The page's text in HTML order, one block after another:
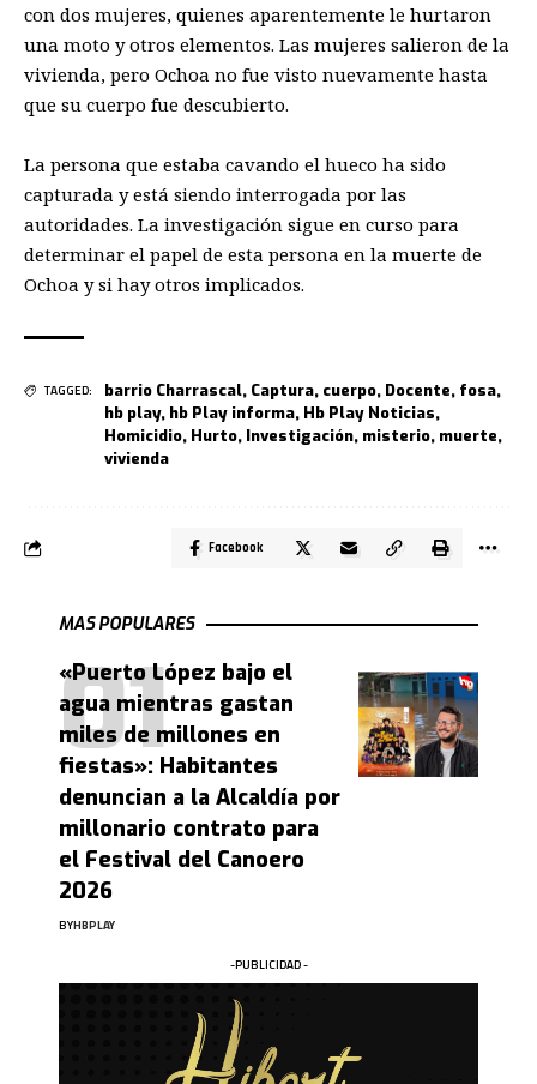
con dos mujeres, quienes aparentemente le hurtaron
una moto y otros elementos. Las mujeres salieron de la
vivienda, pero Ochoa no fue visto nuevamente hasta
que su cuerpo fue descubierto.
La persona que estaba cavando el hueco ha sido
capturada y está siendo interrogada por las
autoridades. La investigación sigue en curso para
determinar el papel de esta persona en la muerte de
Ochoa y si hay otros implicados.
TAGGED: barrio Charrascal, Captura, cuerpo, Docente, fosa,
hb play, hb Play informa, Hb Play Noticias,
Homicidio, Hurto, Investigación, misterio, muerte,
vivienda
Facebook
MAS POPULARES
«Puerto López bajo el
agua mientras gastan
miles de millones en
fiestas»: Habitantes
denuncian a la Alcaldía por
millonario contrato para
el Festival del Canoero
2026
BYHBPLAY
-PUBLICIDAD -